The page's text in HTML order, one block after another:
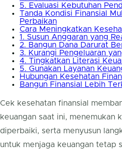
5. Evaluasi Kebutuhan
Tanda Kondisi Finansial
Perbaikan
Cara Meningkatkan
1. Susun Anggaran yang
2. Bangun Dana Darurat
3. Kurangi Pengeluaran
4. Tingkatkan Literasi
5. Gunakan Layanan
Hubungan Kesehatan
Bangun Finansial Lebih
Cek kesehatan finansial
keuangan saat ini, menemukan
diperbaiki, serta menyusun
untuk menjaga keuangan tetap